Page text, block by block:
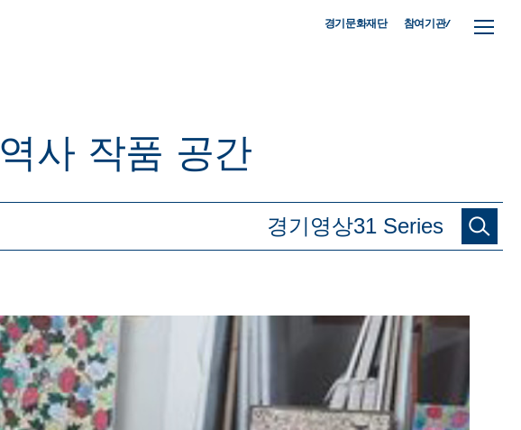
경기문화재단 참여기관/
역사 작품 공간